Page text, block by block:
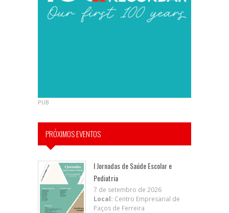
PUB
PRÓXIMOS EVENTOS
I Jornadas de Saúde Escolar e
Pediatria
7 de setembro de 2026
Local: Centro Empresarial de
Paços de Ferreira